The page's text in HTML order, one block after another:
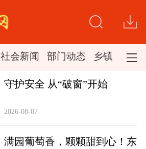
社会新闻 部门动态 乡镇新闻
守护安全 从“破窗”开始
2026-08-07
满园葡萄香，颗颗甜到心！东